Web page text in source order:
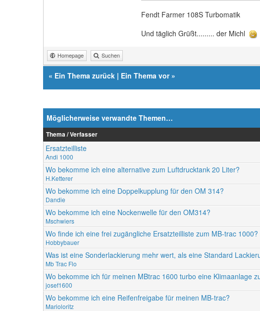
Fendt Farmer 108S Turbomatik
Und täglich Grüßt......... der Michl
Homepage Suchen
« Ein Thema zurück | Ein Thema vor»
Möglicherweise verwandte Themen…
Thema / Verfasser
Ersatzteilliste
Andi 1000
Wo bekomme ich eine alternative zum Luftdrucktank 20 Liter?
H.Ketterer
Wo bekomme ich eine Doppelkupplung für den OM 314?
Dandie
Wo bekomme ich eine Nockenwelle für den OM314?
Mschwiers
Wo finde ich eine frei zugängliche Ersatzteilliste zum MB-trac 1000?
Hobbybauer
Was ist eine Sonderlackierung mehr wert, als eine Standard
Mb Trac Flo
Wo bekomme ich für meinen MBtrac 1600 turbo eine Klimaanlage
josef1600
Wo bekomme ich eine Reifenfreigabe für meinen MB-trac?
Marioloritz